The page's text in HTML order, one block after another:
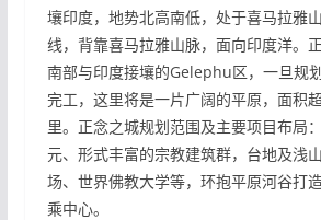
壤印度，地势北高南低，处于喜马拉雅
线，背靠喜马拉雅山脉，面向印度洋。
南部与印度接壤的Gelephu区，一旦规
完工，这里将是一片广阔的平原，面积
里。正念之城规划范围及主要项目布局
元、形式丰富的宗教建筑群，台地及浅
场、世界佛教大学等，环抱平原河谷打
乘中心。